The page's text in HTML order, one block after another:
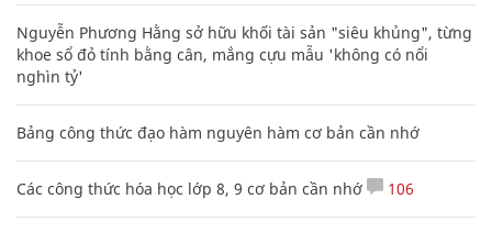
Nguyễn Phương Hằng sở hữu khối tài sản "siêu khủng", từng
khoe sổ đỏ tính bằng cân, mắng cựu mẫu 'không có nổi
nghìn tỷ'
Bảng công thức đạo hàm nguyên hàm cơ bản cần nhớ
Các công thức hóa học lớp 8, 9 cơ bản cần nhớ 106